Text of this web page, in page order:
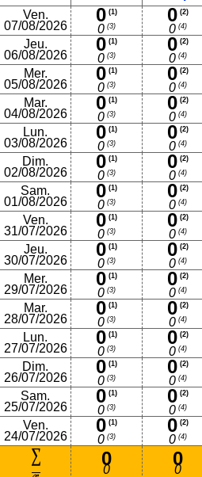
Ven.
07/08/2026
0 (1)
0 (3)
0 (2)
0 (4)
Jeu.
06/08/2026
0 (1)
0 (3)
0 (2)
0 (4)
Mer.
05/08/2026
0 (1)
0 (3)
0 (2)
0 (4)
Mar.
04/08/2026
0 (1)
0 (3)
0 (2)
0 (4)
Lun.
03/08/2026
0 (1)
0 (3)
0 (2)
0 (4)
Dim.
02/08/2026
0 (1)
0 (3)
0 (2)
0 (4)
Sam.
01/08/2026
0 (1)
0 (3)
0 (2)
0 (4)
Ven.
31/07/2026
0 (1)
0 (3)
0 (2)
0 (4)
Jeu.
30/07/2026
0 (1)
0 (3)
0 (2)
0 (4)
Mer.
29/07/2026
0 (1)
0 (3)
0 (2)
0 (4)
Mar.
28/07/2026
0 (1)
0 (3)
0 (2)
0 (4)
Lun.
27/07/2026
0 (1)
0 (3)
0 (2)
0 (4)
Dim.
26/07/2026
0 (1)
0 (3)
0 (2)
0 (4)
Sam.
25/07/2026
0 (1)
0 (3)
0 (2)
0 (4)
Ven.
24/07/2026
0 (1)
0 (3)
0 (2)
0 (4)
0
0
0
0